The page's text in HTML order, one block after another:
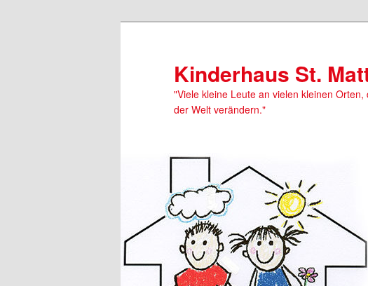
Kinderhaus St.
"Viele kleine Leute an vielen kleinen
der Welt verändern."